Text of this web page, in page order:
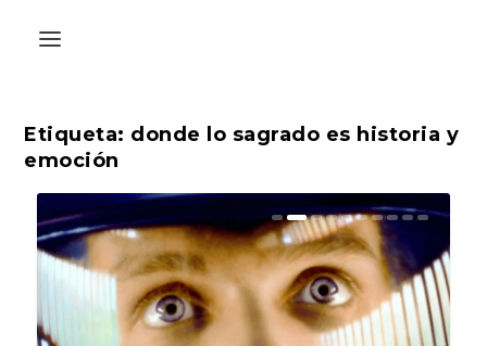
Etiqueta: donde lo sagrado es historia y
emoción